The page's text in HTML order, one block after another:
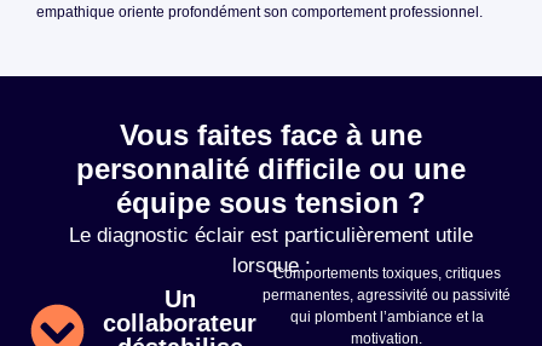
empathique oriente profondément son comportement professionnel.
Vous faites face à une
personnalité difficile ou une
équipe sous tension ?
Le diagnostic éclair est particulièrement utile
lorsque :
Un
collaborateur
Comportements toxiques, critiques
permanentes, agressivité ou passivité
qui plombent l’ambiance et la
motivation.